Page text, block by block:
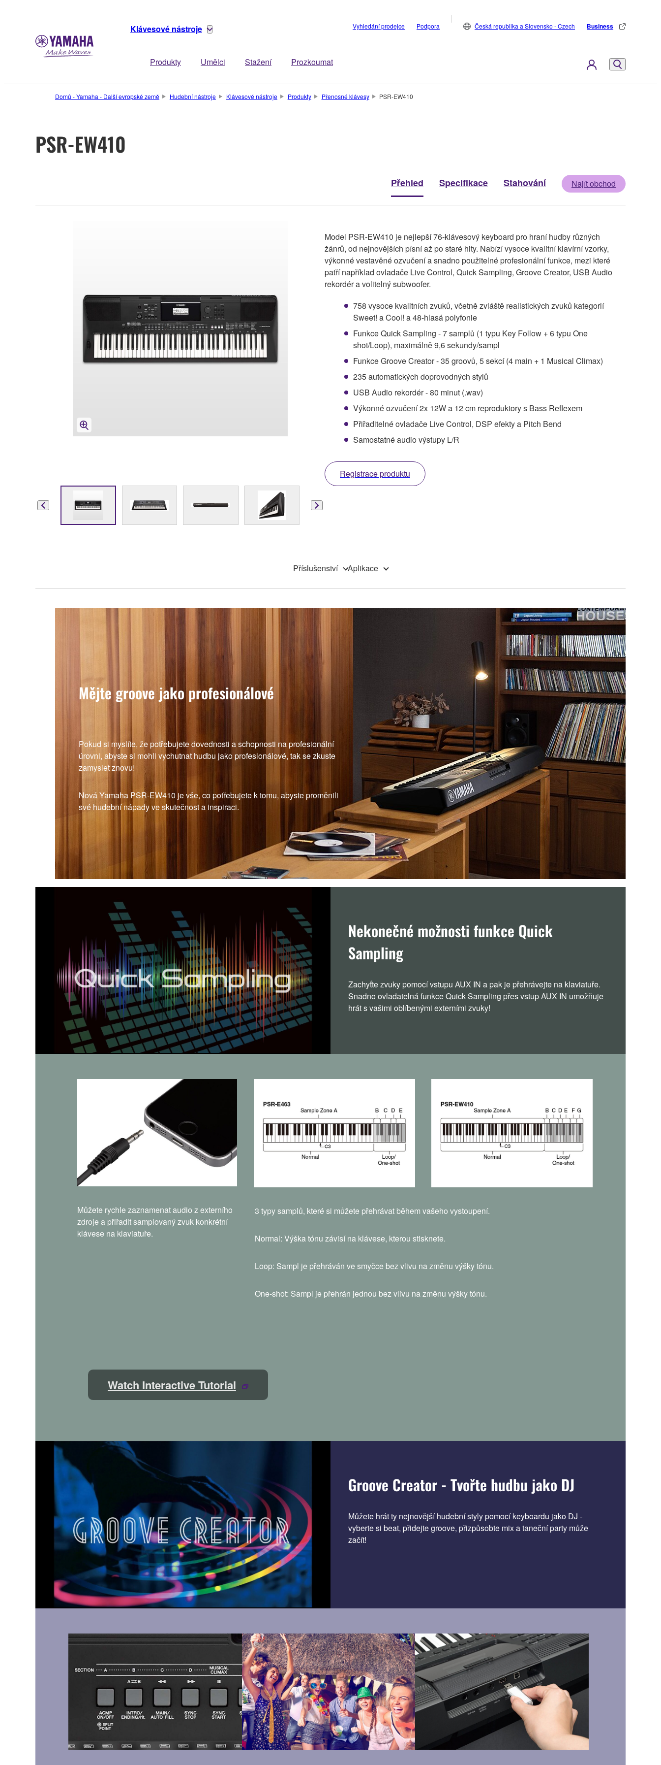
Klávesové nástroje
Produkty Umělci Stažení Prozkoumat
Vyhledání prodejce Podpora Česká republika a Slovensko - Czech Business
Domů - Yamaha - Další evropské země Hudební nástroje Klávesové nástroje Produkty Přenosné klávesy PSR-EW410
PSR-EW410
Přehled Specifikace Stahování Najít obchod
Model PSR-EW410 je nejlepší 76-klávesový keyboard pro hraní hudby různých
žánrů, od nejnovějších písní až po staré hity. Nabízí vysoce kvalitní klavírní vzorky,
výkonné vestavěné ozvučení a snadno použitelné profesionální funkce, mezi které
patří například ovladače Live Control, Quick Sampling, Groove Creator, USB Audio
rekordér a volitelný subwoofer.
758 vysoce kvalitních zvuků, včetně zvláště realistických zvuků kategorií
Sweet! a Cool! a 48-hlasá polyfonie
Funkce Quick Sampling - 7 samplů (1 typu Key Follow + 6 typu One
shot/Loop), maximálně 9,6 sekundy/sampl
Funkce Groove Creator - 35 groovů, 5 sekcí (4 main + 1 Musical Climax)
235 automatických doprovodných stylů
USB Audio rekordér - 80 minut (.wav)
Výkonné ozvučení 2x 12W a 12 cm reproduktory s Bass Reflexem
Přiřaditelné ovladače Live Control, DSP efekty a Pitch Bend
Samostatné audio výstupy L/R
Registrace produktu
Příslušenství Aplikace
Mějte groove jako profesionálové
Pokud si myslíte, že potřebujete dovednosti a schopnosti na profesionální
úrovni, abyste si mohli vychutnat hudbu jako profesionálové, tak se zkuste
zamyslet znovu!
Nová Yamaha PSR-EW410 je vše, co potřebujete k tomu, abyste proměnili
své hudební nápady ve skutečnost a inspiraci.
Nekonečné možnosti funkce Quick
Sampling
Zachyťte zvuky pomocí vstupu AUX IN a pak je přehrávejte na klaviatuře.
Snadno ovladatelná funkce Quick Sampling přes vstup AUX IN umožňuje
hrát s vašimi oblíbenými externími zvuky!
Můžete rychle zaznamenat audio z externího
zdroje a přiřadit samplovaný zvuk konkrétní
klávese na klaviatuře.
3 typy samplů, které si můžete přehrávat během vašeho vystoupení.
Normal: Výška tónu závisí na klávese, kterou stisknete.
Loop: Sampl je přehráván ve smyčce bez vlivu na změnu výšky tónu.
One-shot: Sampl je přehrán jednou bez vlivu na změnu výšky tónu.
Watch Interactive Tutorial
Groove Creator - Tvořte hudbu jako DJ
Můžete hrát ty nejnovější hudební styly pomocí keyboardu jako DJ -
vyberte si beat, přidejte groove, přizpůsobte mix a taneční party může
začít!